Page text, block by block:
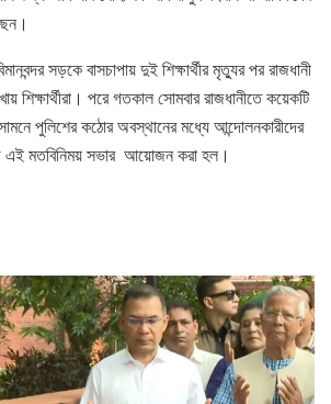
সড়কে বাসচাপায় দুই শিক্ষার্থীর মৃত্যুর পর রাজধানী
শিক্ষার্থীরা। পরে গতকাল সোমবার রাজধানীতে কয়েকটি
সামনে পুলিশের কঠোর অবস্থানের মধ্যে আন্দোলনকারীদের
এই মতবিনিময় সভার আয়োজন করা হল।